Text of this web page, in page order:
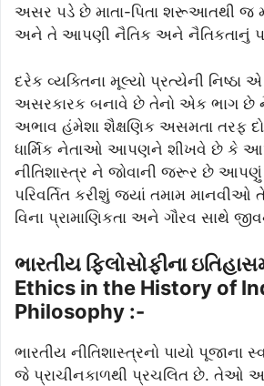
અસર પડે છે માતા-પિતા શરૂઆતથી જ
અને તે આપણી નૈતિક અને નૈતિકતાનું
દરેક વ્યક્તિના મૂલ્યો પ્રત્યેની નિષ્ઠા
અસરકારક બનાવે છે તેનો એક ભાગ છે
અભાવ હંમેશા શૈક્ષણિક અસમતા તરફ
ધાર્મિક નેતાઓ આપણને શીખવે છે કે
નીતિશાસ્ત્ર ને જોવાની જરૂર છે આપણું
પરિવર્તિત કરીશું જ્યાં તમામ
વિના પ્રામાણિકતા અને ગૌરવ સાથે
ભારતીય ફિલોસોફીના
Ethics in the History of
Philosophy :-
ભારતીય નીતિશાસ્ત્રનો પાયો પૂજાના
જે પ્રાચીનકાળથી પ્રચલિત છે. તેઓ